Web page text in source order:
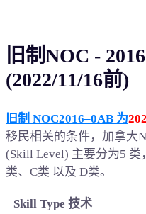
旧制NOC -
(2022/11/16前)
旧制 NOC2016–0AB 为
移民相关的条件，加拿大
(Skill Level) 主要分为5 类
类、C类 以及 D类。
Skill Type 技术